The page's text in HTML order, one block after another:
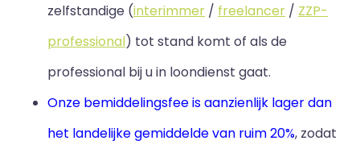
zelfstandige (interimmer / freelancer / ZZP-
professional) tot stand komt of als de
professional bij u in loondienst gaat.
Onze bemiddelingsfee is aanzienlijk lager dan
het landelijke gemiddelde van ruim 20%, zodat